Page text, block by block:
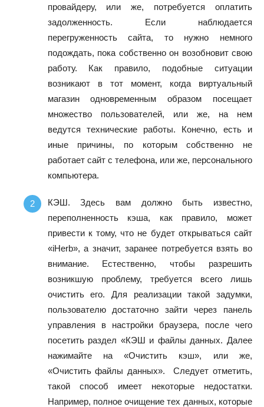
провайдеру, или же, потребуется оплатить
задолженность. Если наблюдается
перегруженность сайта, то нужно немного
подождать, пока собственно он возобновит свою
работу. Как правило, подобные ситуации
возникают в тот момент, когда виртуальный
магазин одновременным образом посещает
множество пользователей, или же, на нем
ведутся технические работы. Конечно, есть и
иные причины, по которым собственно не
работает сайт с телефона, или же, персонального
компьютера.
КЭШ. Здесь вам должно быть известно,
переполненность кэша, как правило, может
привести к тому, что не будет открываться сайт
«iHerb», а значит, заранее потребуется взять во
внимание. Естественно, чтобы разрешить
возникшую проблему, требуется всего лишь
очистить его. Для реализации такой задумки,
пользователю достаточно зайти через панель
управления в настройки браузера, после чего
посетить раздел «КЭШ и файлы данных. Далее
нажимайте на «Очистить кэш», или же,
«Очистить файлы данных». Следует отметить,
такой способ имеет некоторые недостатки.
Например, полное очищение тех данных, которые